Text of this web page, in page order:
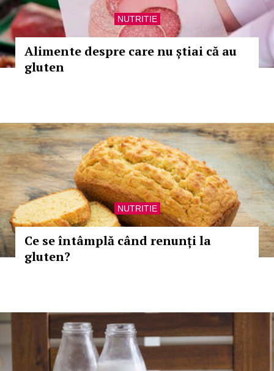
NUTRITIE
Alimente despre care nu știai că au
gluten
NUTRITIE
Ce se întâmplă când renunți la
gluten?